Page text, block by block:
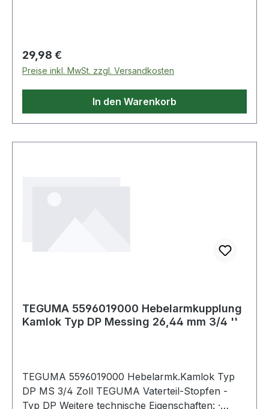
Regulärer Preis:
29,98 €
Preise inkl. MwSt. zzgl. Versandkosten
In den Warenkorb
TEGUMA 5596019000 Hebelarmkupplung
Kamlok Typ DP Messing 26,44 mm 3/4 ''
TEGUMA 5596019000 Hebelarmk.Kamlok Typ
DP MS 3/4 Zoll TEGUMA Vaterteil-Stopfen -
Typ DP Weitere technische Eigenschaften: ·